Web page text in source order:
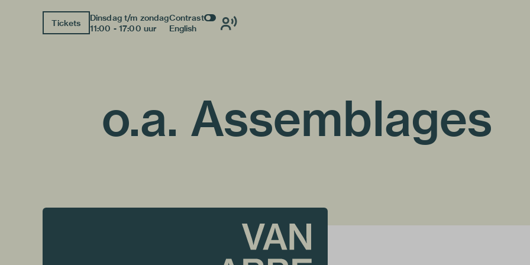
Tickets
Dinsdag t/m zondag
11:00 - 17:00 uur
Contrast
English
o.a. Assemblages